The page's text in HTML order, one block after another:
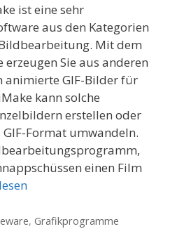
ist eine sehr
aus den Kategorien
Mit dem
Sie aus anderen
GIF-Bilder für
kann solche
erstellen oder
Format umwandeln.
einen Film
, Grafikprogramme